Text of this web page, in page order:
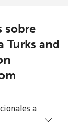
⁦$10⁩
sobre
Turks and
a